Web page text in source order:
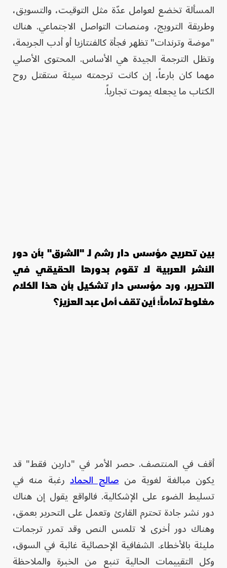
المسألة تخضع لعوامل عدّة مثل التوقيت، والتسويق،
وطريقة الترويج، ومنصات التواصل الاجتماعي. هناك
"موضة وترندات" تظهر فجأة كالفنتازيا أو أدب الجريمة،
وتظل الترجمة الجيدة هي الأساس. المحتوى الأصلي
مهما كان بارعاً، إن كانت ترجمته سيئة ستقتل روح
الكتاب ما يجعله يموت تجارياً.
بين تصريح مؤسس دار رشم لـ "الشرق" بأن دور
النشر العربية لا تقوم بدورها الحقيقي في
التحرير، ورد مؤسس دار تشكيل بأن هذا الكلام
مغلوط تماماً؛ أين تقف أمل عبد العزيز؟
أقف في المنتصف. حصر الأمر في "دارين فقط" قد
يكون مبالغة لغوية منصالح الحمادرغبة منه في
تسليط الضوء على الإشكالية. فالواقع يقول إن هناك
دور نشر جادة تحترم القارئ وتعمل على التحرير بعمق،
وهناك دور أخرى لا تلمس النص وقد تمرر ترجمات
مليئة بالأخطاء. الشفافية الإحصائية غائبة في السوق،
وكل التقييمات الحالية تنبع من الخبرة والملاحظة